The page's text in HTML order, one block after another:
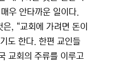
우 안타까운 일이다.
, “교회에 가려면 돈이
도 한다. 한편 교인들
교회의 주류를 이루고